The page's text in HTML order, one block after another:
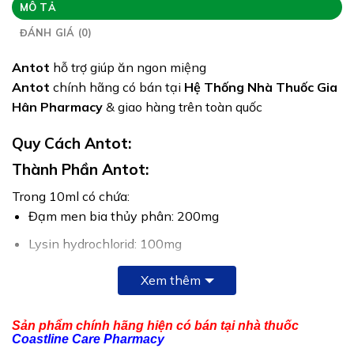
MÔ TẢ
ĐÁNH GIÁ (0)
Antot hỗ trợ giúp ăn ngon miệng
Antot chính hãng có bán tại Hệ Thống Nhà Thuốc Gia
Hân Pharmacy & giao hàng trên toàn quốc
Quy Cách Antot:
Thành Phần Antot:
Trong 10ml có chứa:
Đạm men bia thủy phân: 200mg
Lysin hydrochlorid: 100mg
Cholin bitartra: 50mg
khiết, đường trắng, natri benzoat, kali sorbat, caramen,
vanilin, dầu chuối, chất điều chỉnh độ acid
Xem thêm
Sản phẩm chính hãng hiện có bán tại nhà thuốc
Coastline Care Pharmacy